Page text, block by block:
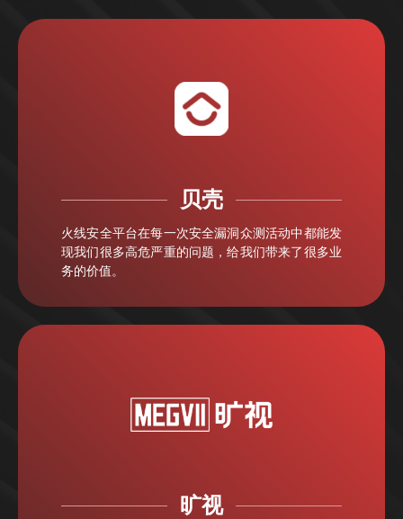
贝壳
火线安全平台在每一次安全漏洞众测活动中都能发
现我们很多高危严重的问题，给我们带来了很多业
务的价值。
旷视